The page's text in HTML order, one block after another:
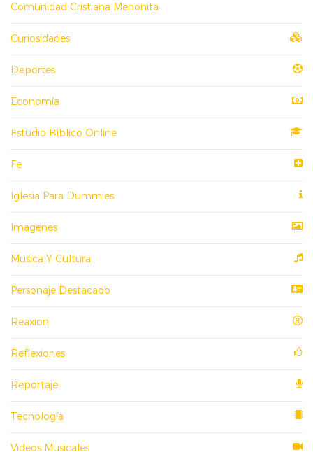
Comunidad Cristiana Menonita
Curiosidades
Deportes
Economía
Estudio Biblico Online
Fe
Iglesia Para Dummies
Imagenes
Musica Y Cultura
Personaje Destacado
Reaxion
Reflexiones
Reportaje
Tecnología
Videos Musicales